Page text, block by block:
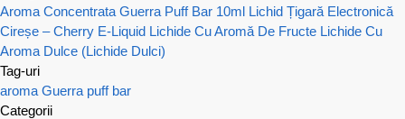
Aroma Concentrata Guerra Puff Bar 10ml Lichid Țigară Electronică
Cireșe – Cherry E-Liquid Lichide Cu Aromă De Fructe Lichide Cu
Aroma Dulce (Lichide Dulci)
Tag-uri
aroma Guerra puff bar
Categorii